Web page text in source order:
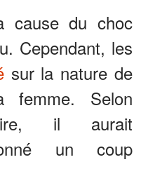
cause du choc
Cependant, les
sur la nature de
femme. Selon
il aurait
un coup